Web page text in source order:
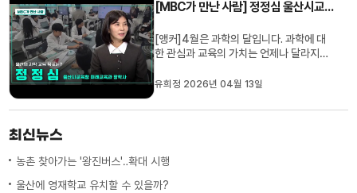
'노동절'로 바뀌었고요. ...
[MBC가 만난 사람] 정정심 울산시교육청 미래교육과 장학사
[앵커]4월은 과학의 달입니다. 과학에 대
한 관심과 교육의 가치는 언제나 달라지지
빠르게 발달하는 만큼 그 중요성이 더 커지
울산시교육청 미래교육과의 정정심 장학사
유희정 2026년 04월 13일
최신뉴스
농촌 찾아가는 '왕진버스'‥확대 시행
울산에 영재학교 유치할 수 있을까?